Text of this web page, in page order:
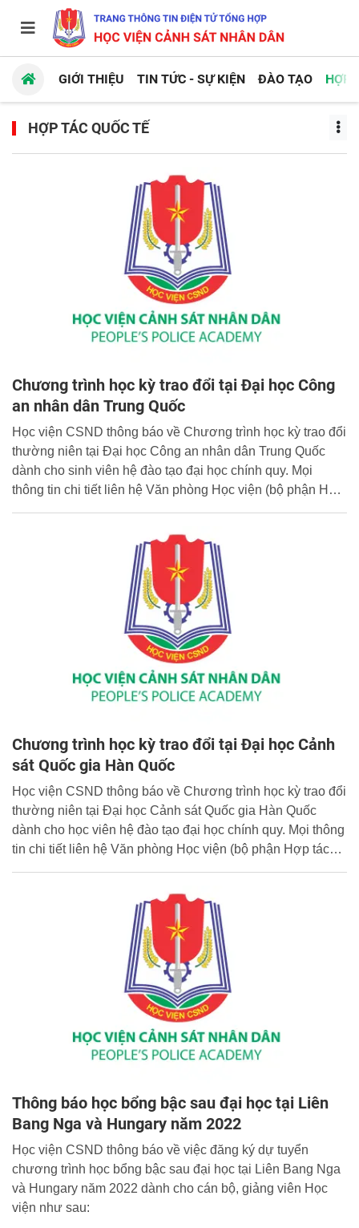
GIỚI THIỆU TIN TỨC - SỰ KIỆN ĐÀO TẠO HỢP
HỢP TÁC QUỐC TẾ
Chương trình học kỳ trao đổi tại Đại học Công
an nhân dân Trung Quốc
Học viện CSND thông báo về Chương trình học kỳ trao đổi
thường niên tại Đại học Công an nhân dân Trung Quốc
dành cho sinh viên hệ đào tạo đại học chính quy. Mọi
thông tin chi tiết liên hệ Văn phòng Học viện (bộ phận Hợp
Chương trình học kỳ trao đổi tại Đại học Cảnh
sát Quốc gia Hàn Quốc
Học viện CSND thông báo về Chương trình học kỳ trao đổi
thường niên tại Đại học Cảnh sát Quốc gia Hàn Quốc
dành cho học viên hệ đào tạo đại học chính quy. Mọi thông
tin chi tiết liên hệ Văn phòng Học viện (bộ phận Hợp tác
Thông báo học bổng bậc sau đại học tại Liên
Bang Nga và Hungary năm 2022
Học viện CSND thông báo về việc đăng ký dự tuyển
chương trình học bổng bậc sau đại học tại Liên Bang Nga
và Hungary năm 2022 dành cho cán bộ, giảng viên Học
viện như sau: